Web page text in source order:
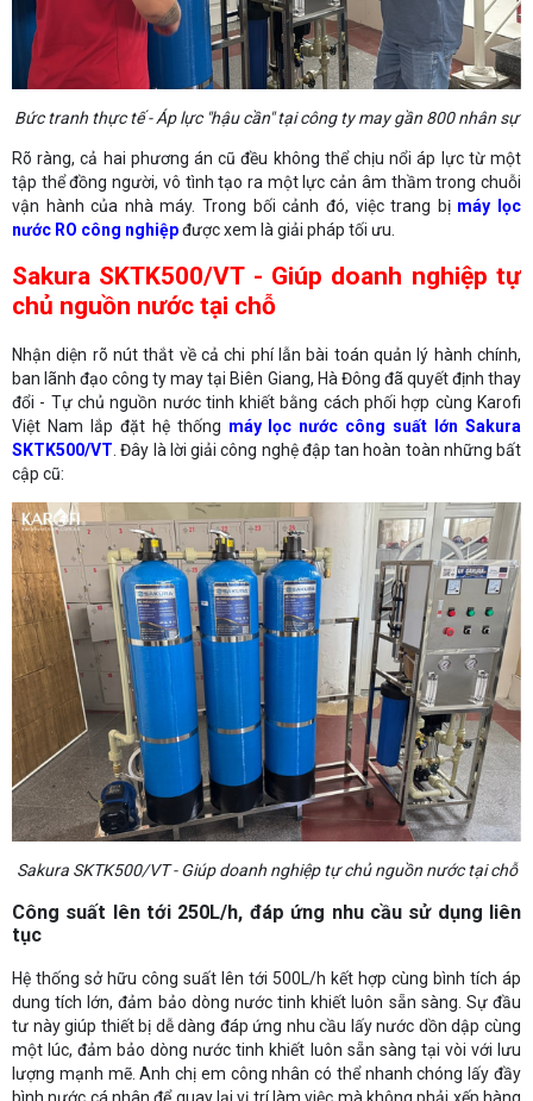
Bức tranh thực tế - Áp lực "hậu cần" tại công ty may gần 800 nhân sự
Rõ ràng, cả hai phương án cũ đều không thể chịu nổi áp lực từ một
tập thể đồng người, vô tình tạo ra một lực cản âm thầm trong chuỗi
vận hành của nhà máy. Trong bối cảnh đó, việc trang bị máy lọc
nước RO công nghiệpđược xem là giải pháp tối ưu.
Sakura SKTK500/VT - Giúp doanh nghiệp tự
chủ nguồn nước tại chỗ
Nhận diện rõ nút thắt về cả chi phí lẫn bài toán quản lý hành chính,
ban lãnh đạo công ty may tại Biên Giang, Hà Đông đã quyết định thay
đổi - Tự chủ nguồn nước tinh khiết bằng cách phối hợp cùng Karofi
Việt Nam lắp đặt hệ thống máy lọc nước công suất lớn Sakura
SKTK500/VT . Đây là lời giải công nghệ đập tan hoàn toàn những bất
cập cũ:
Sakura SKTK500/VT - Giúp doanh nghiệp tự chủ nguồn nước tại chỗ
Công suất lên tới 250L/h, đáp ứng nhu cầu sử dụng liên
tục
Hệ thống sở hữu công suất lên tới 500L/h kết hợp cùng bình tích áp
dung tích lớn, đảm bảo dòng nước tinh khiết luôn sẵn sàng. Sự đầu
tư này giúp thiết bị dễ dàng đáp ứng nhu cầu lấy nước dồn dập cùng
một lúc, đảm bảo dòng nước tinh khiết luôn sẵn sàng tại vòi với lưu
lượng mạnh mẽ. Anh chị em công nhân có thể nhanh chóng lấy đầy